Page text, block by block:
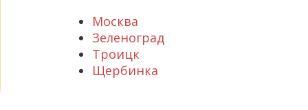
Москва
Зеленоград
Троицк
Щербинка